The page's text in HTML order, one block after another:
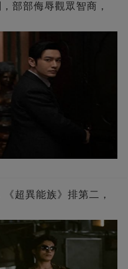
部部侮辱觀眾智商，
超異能族》排第二，